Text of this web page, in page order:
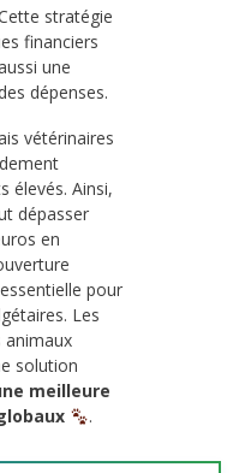
stratégie
financiers
une
dépenses.
vétérinaires
élevés. Ainsi,
dépasser
en
pour
Les
animaux
solution
meilleure
.